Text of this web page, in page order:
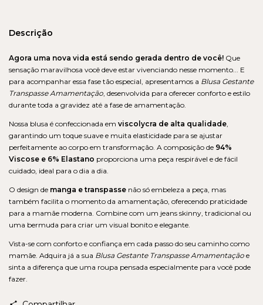
Descrição
Agora uma nova vida está sendo gerada dentro de você! Que
sensação maravilhosa você deve estar vivenciando nesse momento... E
para acompanhar essa fase tão especial, apresentamos a Blusa Gestante
Transpasse Amamentação , desenvolvida para oferecer conforto e estilo
durante toda a gravidez até a fase de amamentação.
Nossa blusa é confeccionada em viscolycra de alta qualidade
garantindo um toque suave e muita elasticidade para se ajustar
perfeitamente ao corpo em transformação. A composição de 94%
Viscose e 6% Elastano proporciona uma peça respirável e de fácil
cuidado, ideal para o dia a dia.
O design de manga e transpasse não só embeleza a peça, mas
também facilita o momento da amamentação, oferecendo praticidade
para a mamãe moderna. Combine com um jeans skinny, tradicional ou
uma bermuda para criar um visual bonito e elegante.
Vista-se com conforto e confiança em cada passo do seu caminho como
mamãe. Adquira já a sua Blusa Gestante Transpasse Amamentação e
sinta a diferença que uma roupa pensada especialmente para você pode
fazer.